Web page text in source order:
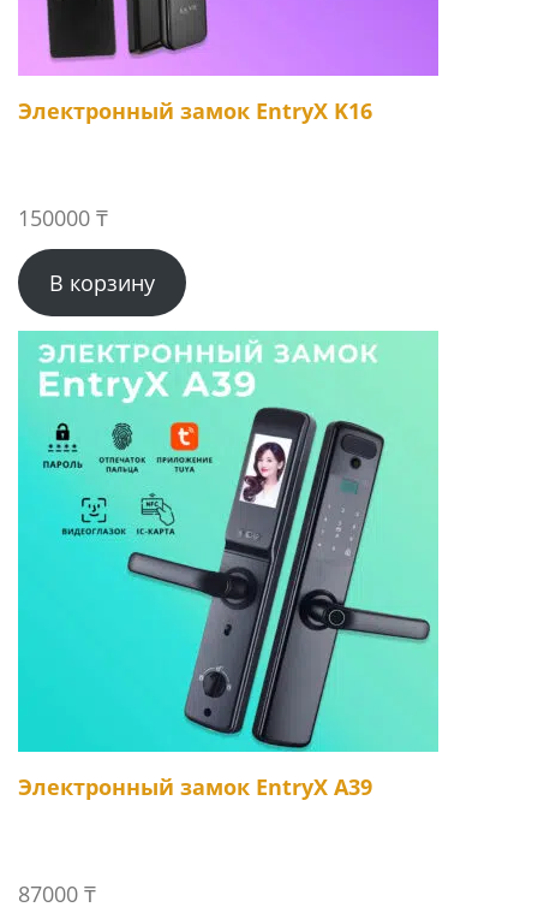
Электронный замок EntryX K16
150000 ₸
В корзину
Электронный замок EntryX A39
87000 ₸